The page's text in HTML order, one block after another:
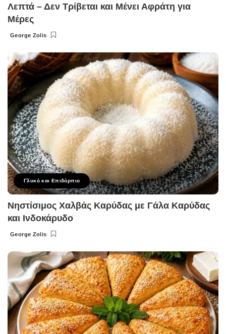
Λεπτά – Δεν Τρίβεται και Μένει Αφράτη για
Μέρες
Posted
George Zolis
Γλυκό και Επιδόρπιο
Νηστίσιμος Χαλβάς Καρύδας με Γάλα Καρύδας
και Ινδοκάρυδο
Posted
George Zolis